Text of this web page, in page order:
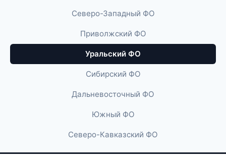
Северо-Западный ФО
Приволжский ФО
Уральский ФО
Сибирский ФО
Дальневосточный ФО
Южный ФО
Северо-Кавказский ФО